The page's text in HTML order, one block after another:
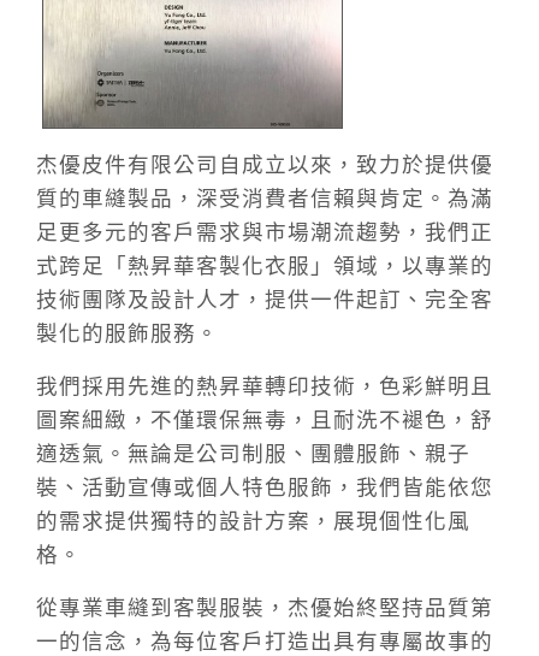
杰優皮件有限公司自成立以來，致力於提供優
質的車縫製品，深受消費者信賴與肯定。為滿
足更多元的客戶需求與市場潮流趨勢，我們正
式跨足「熱昇華客製化衣服」領域，以專業的
技術團隊及設計人才，提供一件起訂、完全客
製化的服飾服務。
我們採用先進的熱昇華轉印技術，色彩鮮明且
圖案細緻，不僅環保無毒，且耐洗不褪色，舒
適透氣。無論是公司制服、團體服飾、親子
裝、活動宣傳或個人特色服飾，我們皆能依您
的需求提供獨特的設計方案，展現個性化風
格。
從專業車縫到客製服裝，杰優始終堅持品質第
一的信念，為每位客戶打造出具有專屬故事的